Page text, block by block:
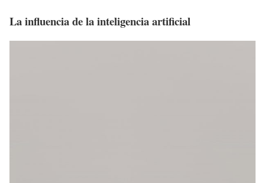
La influencia de la inteligencia artificial